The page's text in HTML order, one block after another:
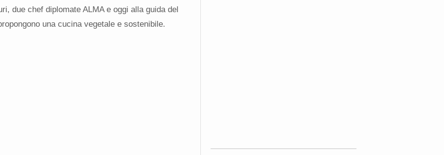
due chef diplomate ALMA e oggi alla guida del
una cucina vegetale e sostenibile.